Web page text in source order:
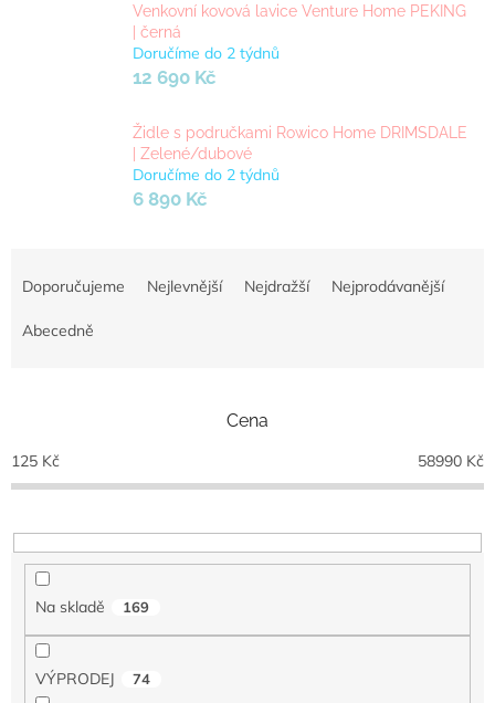
Venkovní kovová lavice Venture Home PEKING
| černá
Doručíme do 2 týdnů
12 690 Kč
Židle s područkami Rowico Home DRIMSDALE
| Zelené/dubové
Doručíme do 2 týdnů
6 890 Kč
e
o
d
k
t
Doporučujeme Nejlevnější Nejdražší Nejprodávanější
Abecedně
Cena
125 Kč 58990 Kč
Na skladě 169
VÝPRODEJ 74